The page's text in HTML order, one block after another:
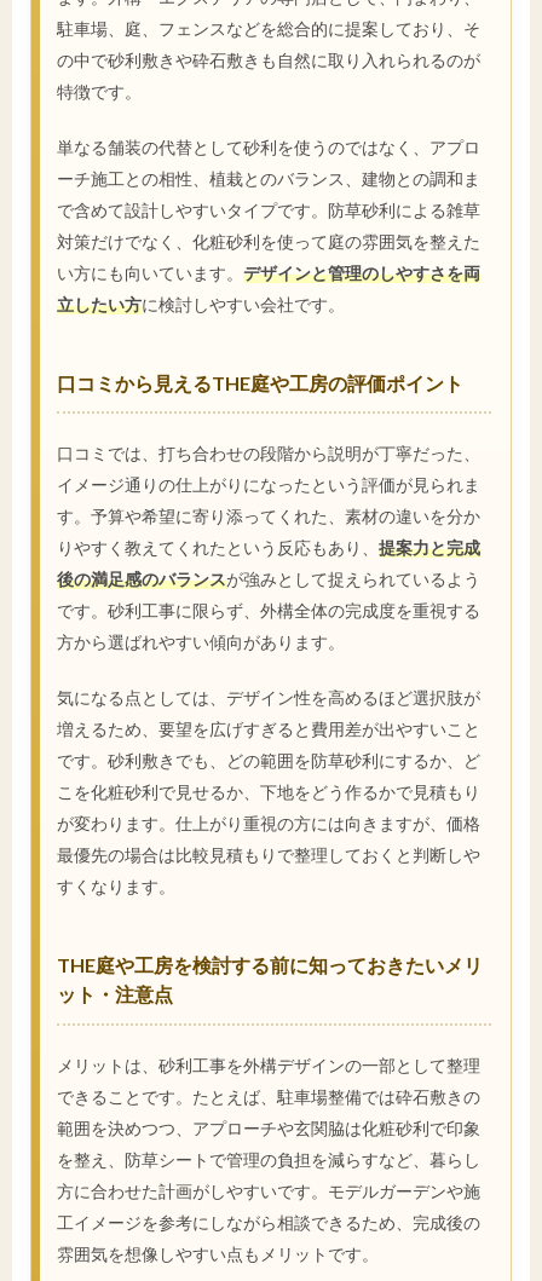
駐車場、庭、フェンスなどを総合的に提案しており、そ
の中で砂利敷きや砕石敷きも自然に取り入れられるのが
特徴です。
単なる舗装の代替として砂利を使うのではなく、アプロ
ーチ施工との相性、植栽とのバランス、建物との調和ま
で含めて設計しやすいタイプです。防草砂利による雑草
対策だけでなく、化粧砂利を使って庭の雰囲気を整えた
い方にも向いています。 デザインと管理のしやすさを両
立したい方に検討しやすい会社です。
口コミから見えるTHE庭や工房の評価ポイント
口コミでは、打ち合わせの段階から説明が丁寧だった、
イメージ通りの仕上がりになったという評価が見られま
す。予算や希望に寄り添ってくれた、素材の違いを分か
りやすく教えてくれたという反応もあり、 提案力と完成
後の満足感のバランスが強みとして捉えられているよう
です。砂利工事に限らず、外構全体の完成度を重視する
方から選ばれやすい傾向があります。
気になる点としては、デザイン性を高めるほど選択肢が
増えるため、要望を広げすぎると費用差が出やすいこと
です。砂利敷きでも、どの範囲を防草砂利にするか、ど
こを化粧砂利で見せるか、下地をどう作るかで見積もり
が変わります。仕上がり重視の方には向きますが、価格
最優先の場合は比較見積もりで整理しておくと判断しや
すくなります。
THE庭や工房を検討する前に知っておきたいメリ
ット・注意点
メリットは、砂利工事を外構デザインの一部として整理
できることです。たとえば、駐車場整備では砕石敷きの
範囲を決めつつ、アプローチや玄関脇は化粧砂利で印象
を整え、防草シートで管理の負担を減らすなど、暮らし
方に合わせた計画がしやすいです。モデルガーデンや施
工イメージを参考にしながら相談できるため、完成後の
雰囲気を想像しやすい点もメリットです。